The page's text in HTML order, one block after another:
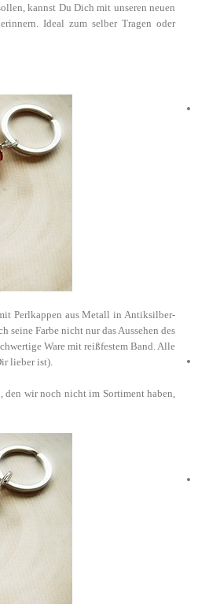
kannst Du Dich mit unseren neuen
Ideal zum selber Tragen oder
Perlkappen aus Metall in Antiksilber-
Farbe nicht nur das Aussehen des
Ware mit reißfestem Band. Alle
lieber ist).
den wir noch nicht im Sortiment haben,